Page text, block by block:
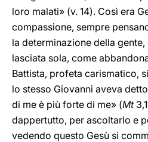
loro malati» (v. 14). Così era
compassione, sempre
la determinazione della
lasciata sola, come
Battista, profeta carismatico,
lo stesso Giovanni aveva
di me è più forte di me» (Mt
dappertutto, per ascoltarlo e
vedendo questo Gesù si